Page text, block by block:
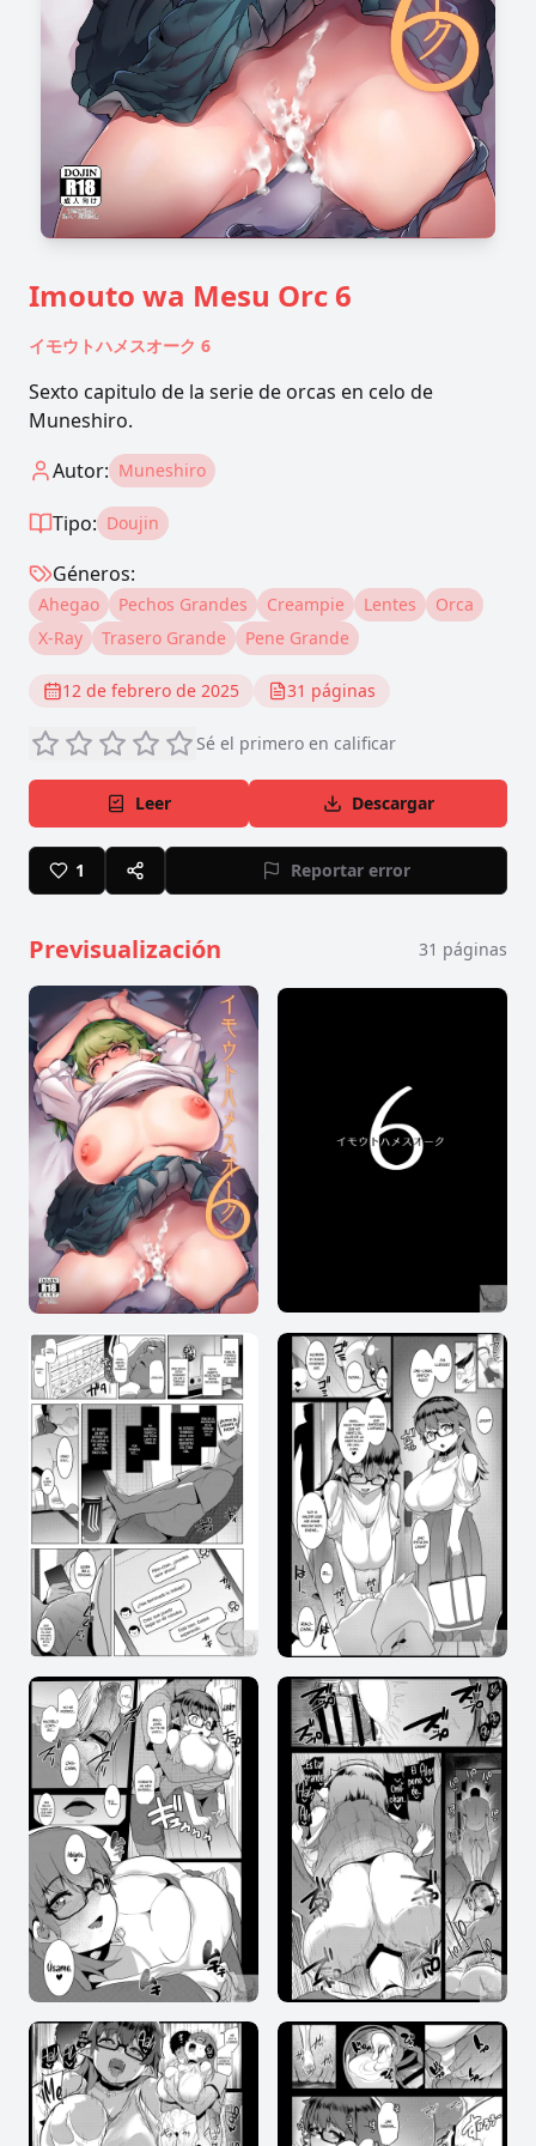
Imouto wa Mesu Orc 6
イモウトハメスオーク 6
Sexto capitulo de la serie de orcas en celo de
Muneshiro.
Autor: Muneshiro
Tipo: Doujin
Géneros:
Ahegao Pechos Grandes Creampie Lentes
Orca
X-Ray
Trasero Grande Pene Grande
12 de febrero de 2025 31 páginas
Sé el primero en calificar
Leer Descargar
1 Reportar error
Previsualización 31 páginas